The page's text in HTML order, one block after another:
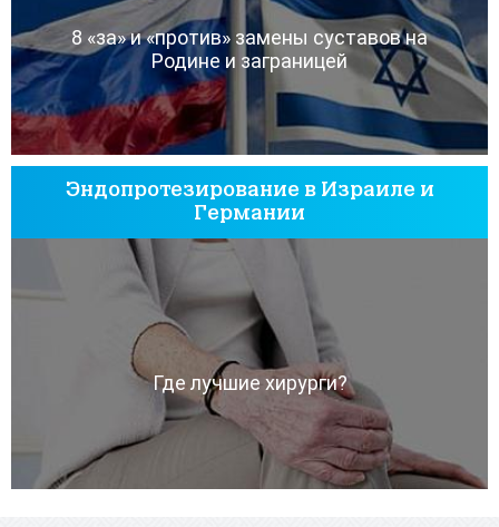
8 «за» и «против» замены суставов на
Родине и заграницей
Эндопротезирование в Израиле и
Германии
Где лучшие хирурги?